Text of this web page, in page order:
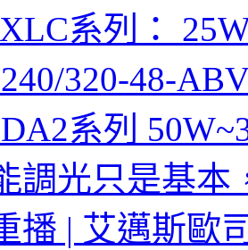
系列：
320-48-
系列
調光只是基本
播 | 艾邁斯歐